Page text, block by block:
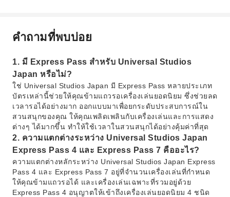
คำถามที่พบบ่อย
1. มี Express Pass สำหรับ Universal Studios
Japan หรือไม่?
ใช่ Universal Studios Japan มี Express Pass หลายประเภท
บัตรเหล่านี้ช่วยให้คุณข้ามแถวรอเครื่องเล่นยอดนิยม ซึ่งช่วยลด
เวลารอได้อย่างมาก ออกแบบมาเพื่อยกระดับประสบการณ์ใน
สวนสนุกของคุณ ให้คุณเพลิดเพลินกับเครื่องเล่นและการแสดง
ต่างๆ ได้มากขึ้น ทำให้ใช้เวลาในสวนสนุกได้อย่างคุ้มค่าที่สุด
2. ความแตกต่างระหว่าง Universal Studios Japan
Express Pass 4 และ Express Pass 7 คืออะไร?
ความแตกต่างหลักระหว่าง Universal Studios Japan Express
Pass 4 และ Express Pass 7 อยู่ที่จำนวนเครื่องเล่นที่กำหนด
ให้คุณข้ามแถวรอได้ และเครื่องเล่นเฉพาะที่รวมอยู่ด้วย
Express Pass 4 อนุญาตให้เข้าถึงเครื่องเล่นยอดนิยม 4 ชนิด